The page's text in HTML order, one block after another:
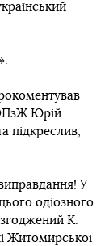
».
ОПзЖ Юрій
підкреслив,
У
одіозного
К.
Житомирської